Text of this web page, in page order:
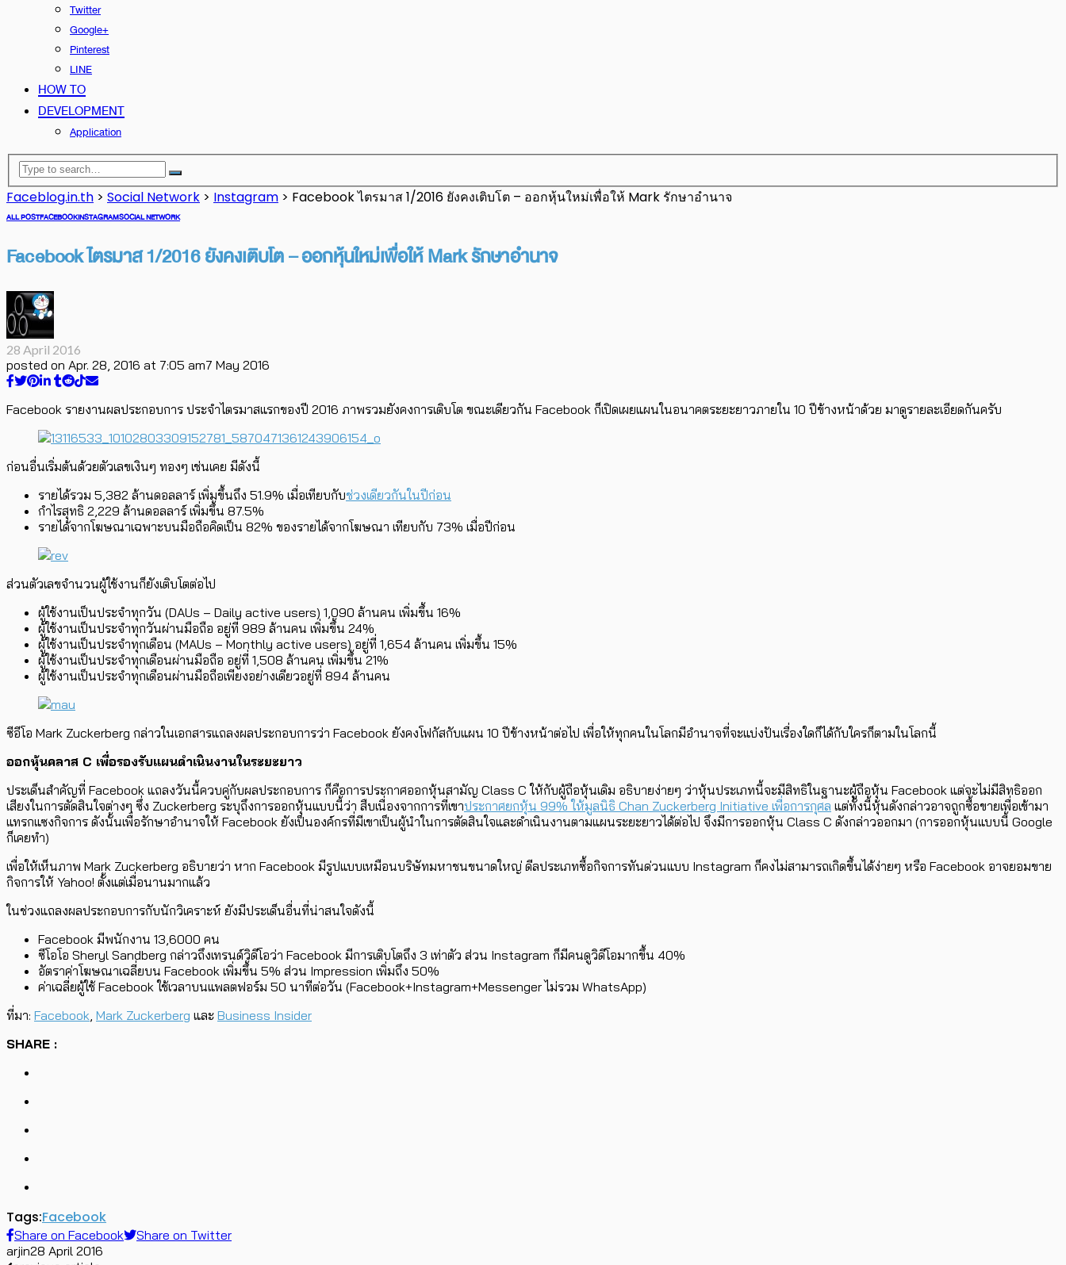
Twitter
Google+
Pinterest
LINE
HOW TO
DEVELOPMENT
Application
Faceblog.in.th > Social Network > Instagram > Facebook ไตรมาส 1/2016 ยังคงเติบโต – ออกหุ้นใหม่เพื่อให้ Mark รักษาอำนาจ
ALL POSTFACEBOOKINSTAGRAMSOCIAL NETWORK
Facebook ไตรมาส 1/2016 ยังคงเติบโต – ออกหุ้นใหม่เพื่อให้ Mark รักษาอำนาจ
28 April 2016
posted on Apr. 28, 2016 at 7:05 am7 May 2016
Facebook รายงานผลประกอบการ ประจำไตรมาสแรกของปี 2016 ภาพรวมยังคงการเติบโต ขณะเดียวกัน Facebook ก็เปิดเผยแผนในอนาคตระยะยาวภายใน 10 ปีข้างหน้าด้วย มาดูรายละเอียดกันครับ
ก่อนอื่นเริ่มต้นด้วยตัวเลขเงินๆ ทองๆ เช่นเคย มีดังนี้
รายได้รวม 5,382 ล้านดอลลาร์ เพิ่มขึ้นถึง 51.9% เมื่อเทียบกับช่วงเดียวกันในปีก่อน
กำไรสุทธิ 2,229 ล้านดอลลาร์ เพิ่มขึ้น 87.5%
รายได้จากโฆษณาเฉพาะบนมือถือคิดเป็น 82% ของรายได้จากโฆษณา เทียบกับ 73% เมื่อปีก่อน
ส่วนตัวเลขจำนวนผู้ใช้งานก็ยังเติบโตต่อไป
ผู้ใช้งานเป็นประจำทุกวัน (DAUs – Daily active users) 1,090 ล้านคน เพิ่มขึ้น 16%
ผู้ใช้งานเป็นประจำทุกวันผ่านมือถือ อยู่ที่ 989 ล้านคน เพิ่มขึ้น 24%
ผู้ใช้งานเป็นประจำทุกเดือน (MAUs – Monthly active users) อยู่ที่ 1,654 ล้านคน เพิ่มขึ้น 15%
ผู้ใช้งานเป็นประจำทุกเดือนผ่านมือถือ อยู่ที่ 1,508 ล้านคน เพิ่มขึ้น 21%
ผู้ใช้งานเป็นประจำทุกเดือนผ่านมือถือเพียงอย่างเดียวอยู่ที่ 894 ล้านคน
ซีอีโอ Mark Zuckerberg กล่าวในเอกสารแถลงผลประกอบการว่า Facebook ยังคงโฟกัสกับแผน 10 ปีข้างหน้าต่อไป เพื่อให้ทุกคนในโลกมีอำนาจที่จะแบ่งปันเรื่องใดก็ได้กับใครก็ตามในโลกนี้
ออกหุ้นคลาส C เพื่อรองรับแผนดำเนินงานในระยะยาว
ประเด็นสำคัญที่ Facebook แถลงวันนี้ควบคู่กับผลประกอบการ ก็คือการประกาศออกหุ้นสามัญ Class C ให้กับผู้ถือหุ้นเดิม อธิบายง่ายๆ ว่าหุ้นประเภทนี้จะมีสิทธิในฐานะผู้ถือหุ้น Facebook แต่จะไม่มีสิทธิออก
เสียงในการตัดสินใจต่างๆ ซึ่ง Zuckerberg ระบุถึงการออกหุ้นแบบนี้ว่า สืบเนื่องจากการที่เขาประกาศยกหุ้น 99% ให้มูลนิธิ Chan Zuckerberg Initiative เพื่อการกุศล แต่ทั้งนี้หุ้นดังกล่าวอาจถูกซื้อขายเพื่อเข้ามา
แทรกแซงกิจการ ดังนั้นเพื่อรักษาอำนาจให้ Facebook ยังเป็นองค์กรที่มีเขาเป็นผู้นำในการตัดสินใจและดำเนินงานตามแผนระยะยาวได้ต่อไป จึงมีการออกหุ้น Class C ดังกล่าวออกมา (การออกหุ้นแบบนี้ Google
ก็เคยทำ)
เพื่อให้เห็นภาพ Mark Zuckerberg อธิบายว่า หาก Facebook มีรูปแบบเหมือนบริษัทมหาชนขนาดใหญ่ ดีลประเภทซื้อกิจการทันด่วนแบบ Instagram ก็คงไม่สามารถเกิดขึ้นได้ง่ายๆ หรือ Facebook อาจยอมขาย
กิจการให้ Yahoo! ตั้งแต่เมื่อนานมากแล้ว
ในช่วงแถลงผลประกอบการกับนักวิเคราะห์ ยังมีประเด็นอื่นที่น่าสนใจดังนี้
Facebook มีพนักงาน 13,6000 คน
ซีโอโอ Sheryl Sandberg กล่าวถึงเทรนด์วิดีโอว่า Facebook มีการเติบโตถึง 3 เท่าตัว ส่วน Instagram ก็มีคนดูวิดีโอมากขึ้น 40%
อัตราค่าโฆษณาเฉลี่ยบน Facebook เพิ่มขึ้น 5% ส่วน Impression เพิ่มถึง 50%
ค่าเฉลี่ยผู้ใช้ Facebook ใช้เวลาบนแพลตฟอร์ม 50 นาทีต่อวัน (Facebook+Instagram+Messenger ไม่รวม WhatsApp)
ที่มา: Facebook Mark Zuckerberg และ Business Insider
SHARE :
Tags:Facebook
Share on Facebook
Share on Twitter
arjin28 April 2016